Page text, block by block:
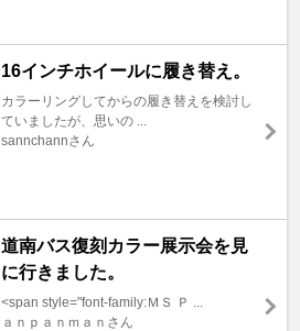
16インチホイールに履き替え。
カラーリングしてからの履き替えを検討し
ていましたが、思いの ...
sannchannさん
道南バス復刻カラー展示会を見
に行きました。
<span style="font-family:ＭＳ Ｐ ...
ａｎｐａｎｍａｎさん